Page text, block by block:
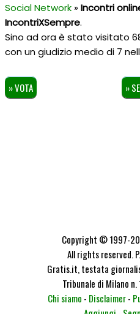
Social Network»Incontri
IncontriXSempre.
Sino ad ora è stato visitato
con un giudizio medio di 7
» VOTA »
Copyright © 1997-
All rights reserved.
Gratis.it, testata
Tribunale di Milano
Chi siamo - Disclaimer-